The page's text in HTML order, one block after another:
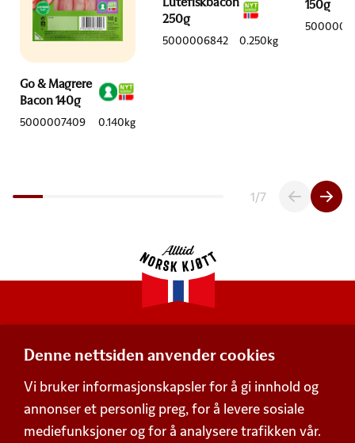
Denne nettsiden anvender cookies
Vi bruker informasjonskapsler for å gi innhold og
annonser et personlig preg, for å levere sosiale
mediefunksjoner og for å analysere trafikken vår.
Go & Magrere
Bacon 140g
5000007409 0.140kg
250g
5000006842 0.250kg
150g
1/7
Postboks 360,
Økern, 0513 Oslo
Besøksadresse